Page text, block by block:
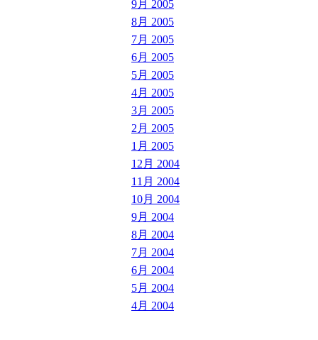
9月 2005
8月 2005
7月 2005
6月 2005
5月 2005
4月 2005
3月 2005
2月 2005
1月 2005
12月 2004
11月 2004
10月 2004
9月 2004
8月 2004
7月 2004
6月 2004
5月 2004
4月 2004